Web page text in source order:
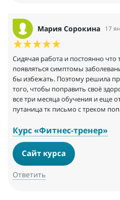
Мария Сорокина 17
Сидячая работа и постоянно что
появляться симптомы
бы избежать. Поэтому решила
того, чтобы поправить своё
все три месяца обучения и еще
путаница тк письмо с треком
Курс «Фитнес-тренер»
Сайт курса
Ответить